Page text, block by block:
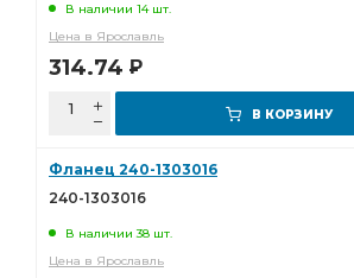
В наличии 14 шт.
Цена в Ярославль
314.74 Р
В КОРЗИНУ
Фланец 240-1303016
240-1303016
В наличии 38 шт.
Цена в Ярославль